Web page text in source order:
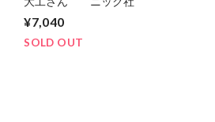
¥7,040
SOLD OUT